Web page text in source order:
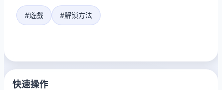
#遊戲 #解锁方法
快速操作